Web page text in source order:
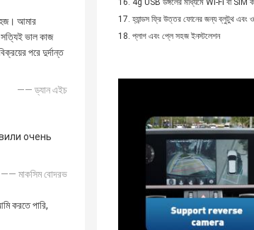
আমার
ভাল কাজ
পরে দুর্দান্ত
—— ড্যান এইচ
очень
—— মাকসিম বোদরভ
করতে পারি,
16. 4g USB ডঙ্গলের মাধ্যমে Wi-Fi বা SIM
17. হ্যান্ডস ফ্রি উত্তর ফোনের জন্য ব্লুটুথ এবং
18. প্লাগ এবং প্লে সহজ ইনস্টলেশন